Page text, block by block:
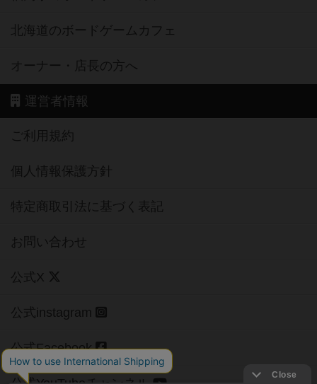
北海道のボードゲームカフェ
オーナー・店長の方へ
運営者情報
ご利用規約
個人情報保護方針
特定商取引法に基づく表記
お問い合わせ
公式X
公式instagram
公式Facebook